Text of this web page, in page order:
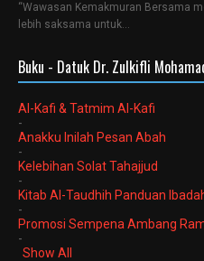
“Wawasan Kemakmuran Bersama
lebih saksama untuk…
Buku - Datuk Dr. Zulkifli
Al-Kafi & Tatmim Al-Kafi
-
Anakku Inilah Pesan Abah
-
Kelebihan Solat Tahajjud
-
Kitab Al-Taudhih Panduan
-
Promosi Sempena Ambang
-
Show All